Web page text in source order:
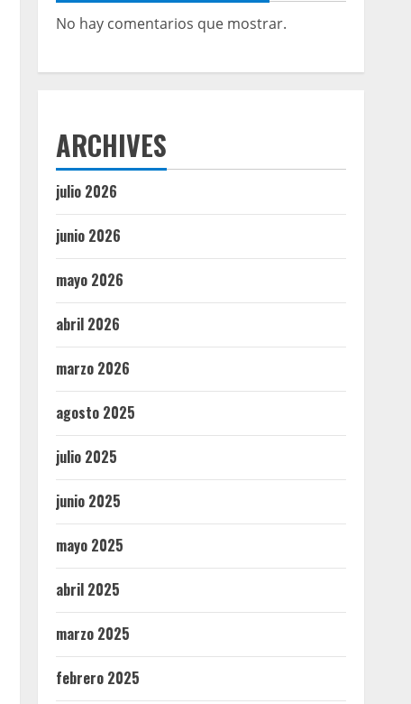
No hay comentarios que mostrar.
ARCHIVES
julio 2026
junio 2026
mayo 2026
abril 2026
marzo 2026
agosto 2025
julio 2025
junio 2025
mayo 2025
abril 2025
marzo 2025
febrero 2025